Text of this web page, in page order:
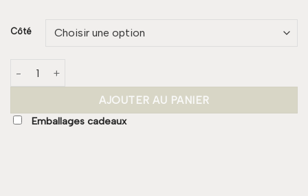
Côté
AJOUTER AU PANIER
Emballages cadeaux